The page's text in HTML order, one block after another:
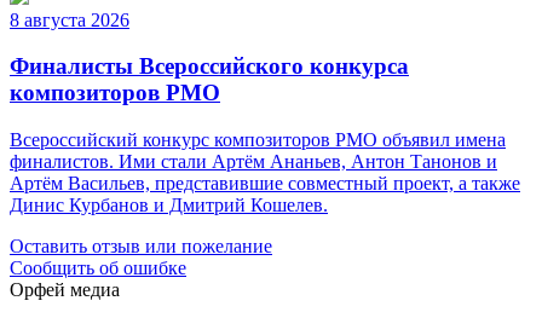
8 августа 2026
Финалисты Всероссийского конкурса
композиторов РМО
Всероссийский конкурс композиторов РМО объявил имена
финалистов. Ими стали Артём Ананьев, Антон Танонов и
Артём Васильев, представившие совместный проект, а также
Динис Курбанов и Дмитрий Кошелев.
Оставить отзыв или пожелание
Сообщить об ошибке
Орфей медиа